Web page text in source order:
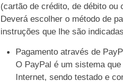
(cartão de crédito, de débito ou
Deverá escolher o método de
instruções que lhe são
Pagamento através de
O PayPal é um sistema
Internet, sendo testado e